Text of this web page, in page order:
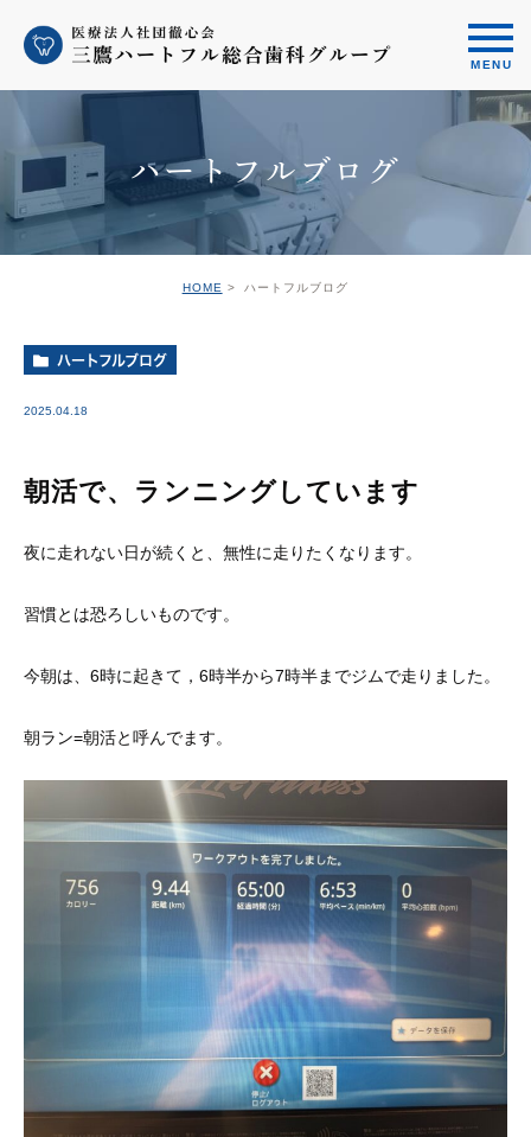
ハートフルブログ
HOME ハートフルブログ
ハートフルブログ
2025.04.18
朝活で、ランニングしています
夜に走れない日が続くと、無性に走りたくなります。
習慣とは恐ろしいものです。
今朝は、6時に起きて，6時半から7時半までジムで走りました。
朝ラン=朝活と呼んでます。